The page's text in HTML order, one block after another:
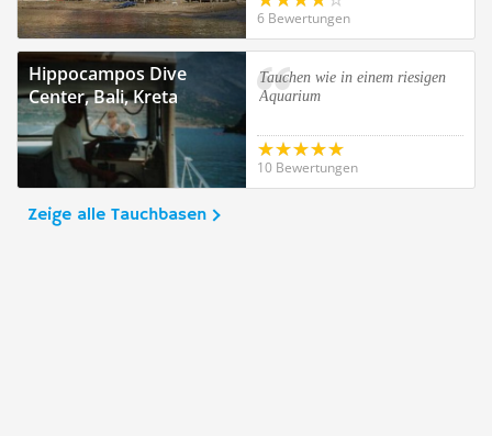
6 Bewertungen
Hippocampos Dive
Center, Bali, Kreta
Tauchen wie in einem riesigen
Aquarium
10 Bewertungen
Zeige alle Tauchbasen